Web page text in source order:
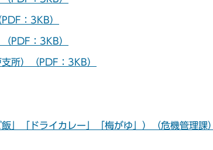
：3KB）
PDF：3KB）
所）（PDF：3KB）
」「ドライカレー」「梅がゆ」）（危機管理課）